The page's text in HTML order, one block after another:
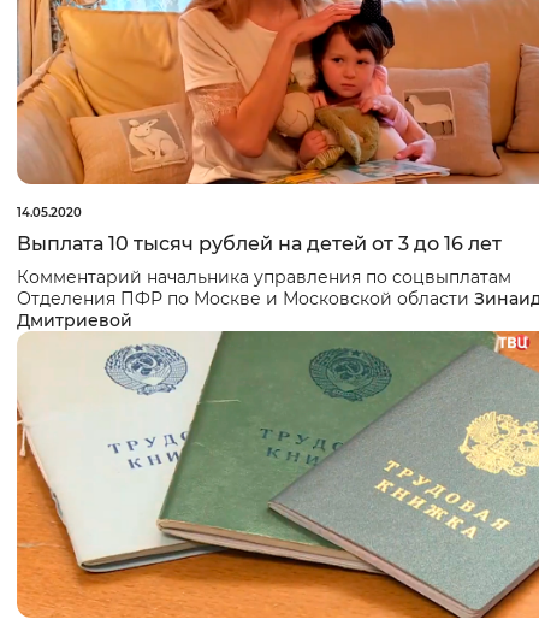
14.05.2020
Выплата 10 тысяч рублей на детей от 3 до 16 лет
Комментарий начальника управления по соцвыплатам
Отделения ПФР по Москве и Московской области
Дмитриевой